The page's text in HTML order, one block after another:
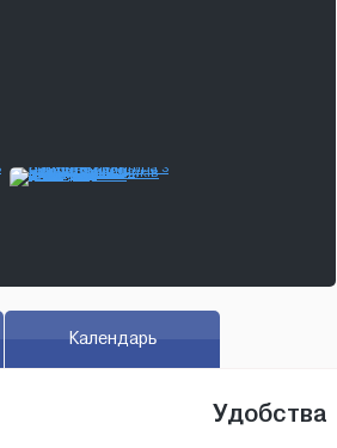
Календарь
Удобства